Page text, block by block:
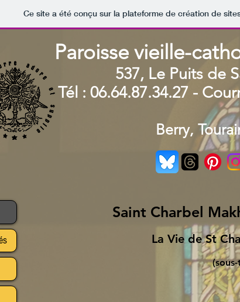
Ce site a été conçu sur la plateforme de création de
Paroisse vieille-
537, Le Puits de
Tél : 06.64.87.34.27 -
Berry,
Saint Charbel
La Vie de St